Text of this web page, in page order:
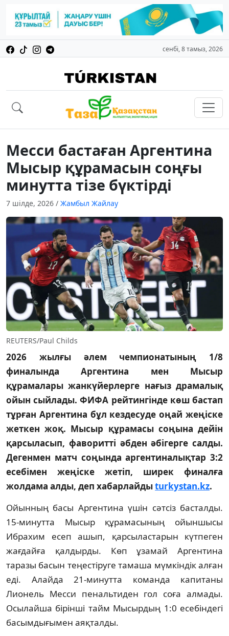
сенбі, 8 тамыз, 2026
Месси бастаған Аргентина
Мысыр құрамасын соңғы
минутта тізе бүктірді
7 шілде, 2026 / Жамбыл Жайлау
REUTERS/Paul Childs
2026 жылғы әлем чемпионатының 1/8
финалында Аргентина мен Мысыр
құрамалары жанкүйерлерге нағыз драмалық
ойын сыйлады. ФИФА рейтингінде көш бастап
тұрған Аргентина бұл кездесуде оңай жеңіске
жеткен жоқ. Мысыр құрамасы соңына дейін
қарсыласып, фаворитті әбден әбігерге салды.
Дегенмен матч соңында аргентиналықтар 3:2
есебімен жеңіске жетіп, ширек финалға
жолдама алды, деп хабарлайдыturkystan.kz.
Ойынның басы Аргентина үшін сәтсіз басталды.
15-минутта Мысыр құрамасының ойыншысы
Ибрахим есеп ашып, қарсыластарын күтпеген
жағдайға қалдырды. Көп ұзамай Аргентина
таразы басын теңестіруге тамаша мүмкіндік алған
еді. Алайда 21-минутта команда капитаны
Лионель Месси пенальтиден гол соға алмады.
Осылайша бірінші тайм Мысырдың 1:0 есебіндегі
басымдығымен аяқталды.